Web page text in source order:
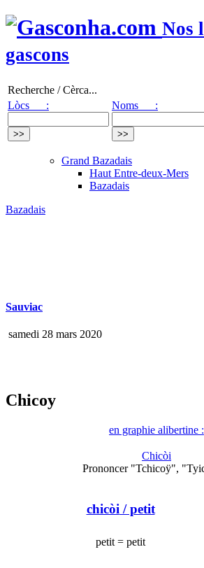
Nos
gascons
Recherche / Cèrca...
Lòcs :
Noms :
Grand Bazadais
Haut Entre-deux-Mers
Bazadais
Bazadais
Sauviac
samedi 28 mars 2020
Chicoy
en graphie alibertine :
Chicòi
Prononcer "Tchicoÿ",
chicòi / petit
petit = petit